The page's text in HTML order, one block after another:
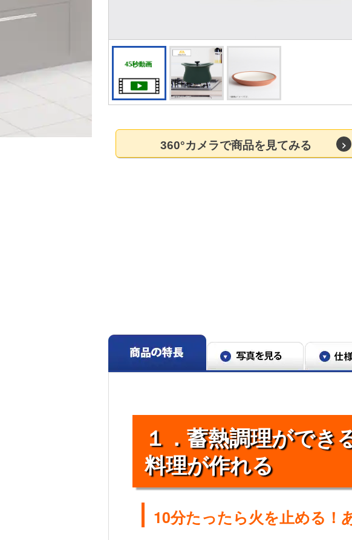
45秒動画
360°カメラで商品を見てみる
１．蓄熱調理ができ
料理が作れる
10分たったら火を止める！